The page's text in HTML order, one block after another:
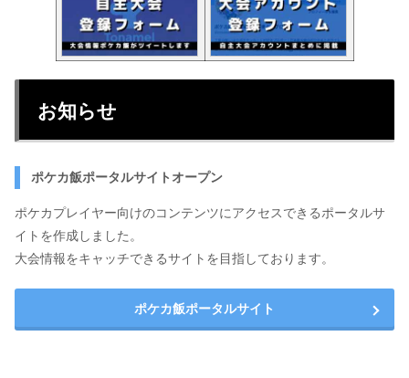
お知らせ
ポケカ飯ポータルサイトオープン
ポケカプレイヤー向けのコンテンツにアクセスできるポータルサ
イトを作成しました。
大会情報をキャッチできるサイトを目指しております。
ポケカ飯ポータルサイト